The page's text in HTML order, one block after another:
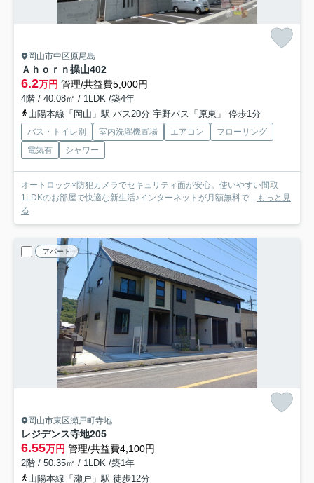
岡山市中区原尾島
Ａｈｏｒｎ操山402
6.2万円 管理/共益費5,000円
4階 / 40.08㎡ / 1LDK /築4年
山陽本線「岡山」駅 バス20分 宇野バス「原東」 停歩1分
バス・トイレ別 室内洗濯機置場 エアコン
フローリング
電気有
シャワー
オートロック×防犯カメラでセキュリティ面が安心。使いやすい間取
1LDKのお部屋で快適な新生活♪インターネットが月額無料で...
もっと見
る
アパート
岡山市東区瀬戸町寺地
レジデンス寺地205
6.55万円 管理/共益費4,100円
2階 / 50.35㎡ / 1LDK /築1年
山陽本線「瀬戸」駅 徒歩12分